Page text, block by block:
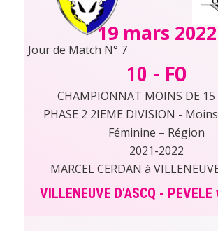
19 mars 2022
Jour de Match N° 7
10 - FO
CHAMPIONNAT MOINS DE 15
PHASE 2 2IEME DIVISION -
Féminine – Région
2021-2022
MARCEL CERDAN à
VILLENEUVE D'ASCQ - PEVELE